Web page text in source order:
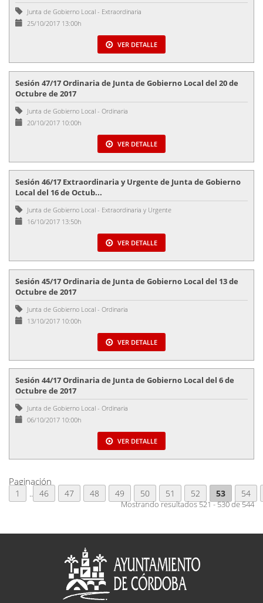
Junta de Gobierno Local - Extraordinaria
25/10/2017 13:00h
VER DETALLE
Sesión 47/17 Ordinaria de Junta de Gobierno Local del 20 de
Octubre de 2017
Junta de Gobierno Local - Ordinaria
20/10/2017 10:00h
VER DETALLE
Sesión 46/17 Extraordinaria y Urgente de Junta de Gobierno
Local del 16 de Octub...
Junta de Gobierno Local - Extraordinaria y Urgente
16/10/2017 13:50h
VER DETALLE
Sesión 45/17 Ordinaria de Junta de Gobierno Local del 13 de
Octubre de 2017
Junta de Gobierno Local - Ordinaria
13/10/2017 10:00h
VER DETALLE
Sesión 44/17 Ordinaria de Junta de Gobierno Local del 6 de
Octubre de 2017
Junta de Gobierno Local - Ordinaria
06/10/2017 10:00h
VER DETALLE
Paginación
1 .. 46 47 48 49 50 51 52 53 54
Mostrando resultados 521 - 530 de 544